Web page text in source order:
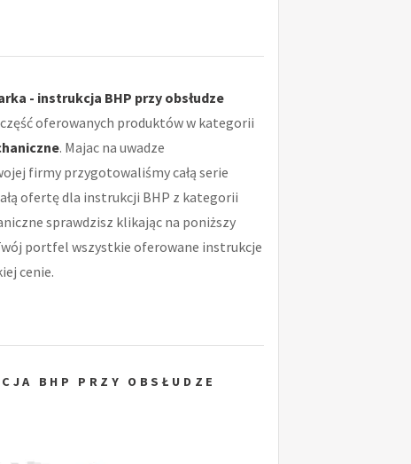
- instrukcja BHP przy obsłudze
oferowanych produktów w kategorii
. Majac na uwadze
firmy przygotowaliśmy całą serie
ofertę dla instrukcji BHP z kategorii
sprawdzisz klikając na poniższy
portfel wszystkie oferowane instrukcje
cenie.
BHP PRZY OBSŁUDZE